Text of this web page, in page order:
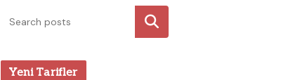
Ara
Yeni Tarifler